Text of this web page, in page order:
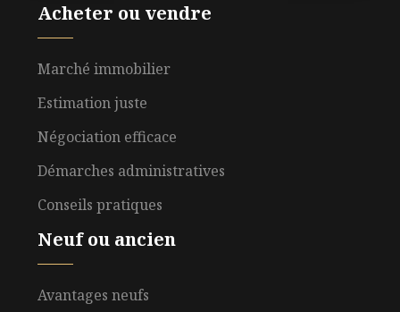
Acheter ou vendre
Marché immobilier
Estimation juste
Négociation efficace
Démarches administratives
Conseils pratiques
Neuf ou ancien
Avantages neufs